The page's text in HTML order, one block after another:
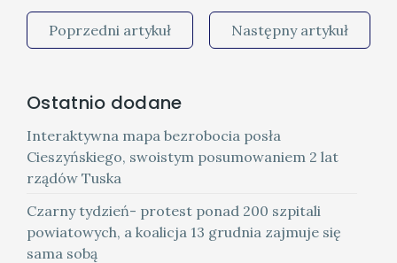
Poprzedni artykuł Następny artykuł
Ostatnio dodane
Interaktywna mapa bezrobocia posła
Cieszyńskiego, swoistym posumowaniem 2 lat
rządów Tuska
Czarny tydzień- protest ponad 200 szpitali
powiatowych, a koalicja 13 grudnia zajmuje się
sama sobą